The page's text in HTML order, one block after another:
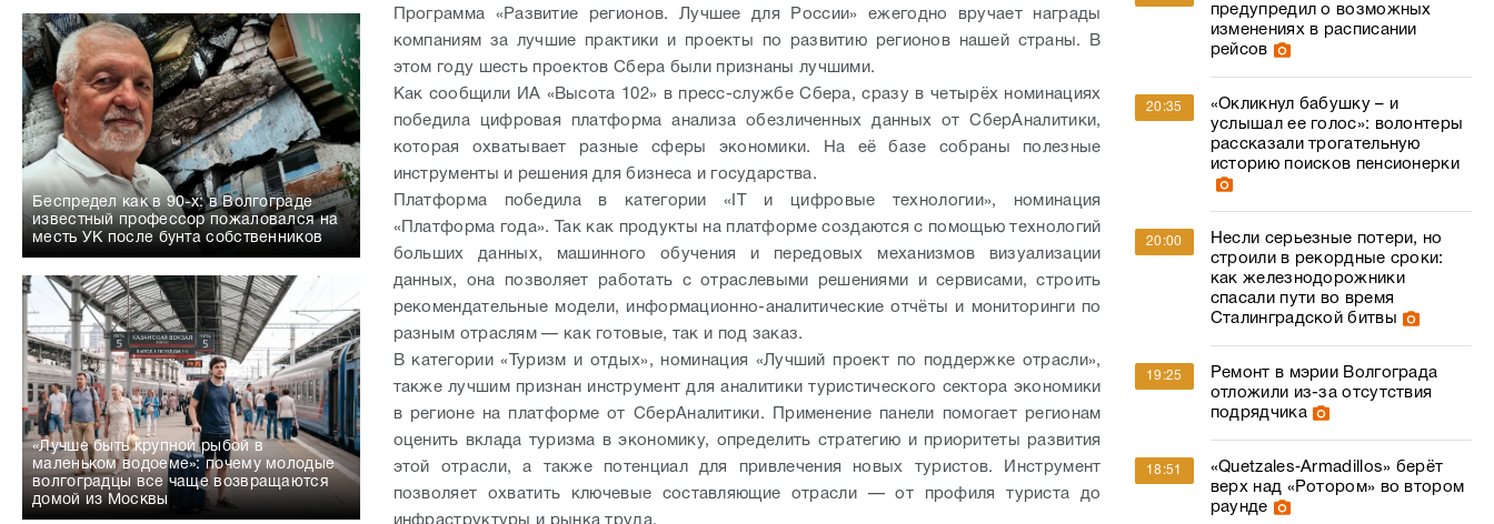
Беспредел как в 90-х: в Волгограде
известный профессор пожаловался на
месть УК после бунта собственников
«Лучше быть крупной рыбой в
маленьком водоеме»: почему молодые
волгоградцы все чаще возвращаются
домой из Москвы
Программа «Развитие регионов. Лучшее для России» ежегодно вручает награды
компаниям за лучшие практики и проекты по развитию регионов нашей страны.
В
этом году шесть проектов Сбера были признаны лучшими.
Как сообщили ИА «Высота 102» в пресс-службе Сбера, сразу в четырёх номинациях
победила цифровая платформа анализа обезличенных данных от СберАналитики,
которая охватывает разные сферы экономики. На её базе собраны полезные
инструменты и решения для бизнеса и государства.
Платформа победила в категории «IT и цифровые технологии», номинация
«Платформа года». Так как продукты на платформе создаются с помощью технологий
больших данных, машинного обучения и передовых механизмов визуализации
данных, она позволяет работать с отраслевыми решениями и сервисами, строить
рекомендательные модели, информационно-аналитические отчёты и мониторинги по
разным отраслям — как готовые, так и под заказ.
В категории «Туризм и отдых», номинация «Лучший проект по поддержке отрасли»,
также лучшим признан инструмент для аналитики туристического сектора экономики
в регионе на платформе от СберАналитики. Применение панели помогает регионам
оценить вклада туризма в экономику, определить стратегию и приоритеты развития
этой отрасли, а также потенциал для привлечения новых туристов. Инструмент
позволяет охватить ключевые составляющие отрасли — от профиля туриста до
предупредил о возможных
изменениях в расписании
рейсов
20:35
«Окликнул бабушку – и
услышал ее голос»: волонтеры
рассказали трогательную
историю поисков пенсионерки
20:00
Несли серьезные потери, но
строили в рекордные сроки:
как железнодорожники
спасали пути во время
Сталинградской битвы
19:25
Ремонт в мэрии Волгограда
отложили из-за отсутствия
подрядчика
18:51
«Quetzales‑Armadillos» берёт
верх над «Ротором» во втором
раунде